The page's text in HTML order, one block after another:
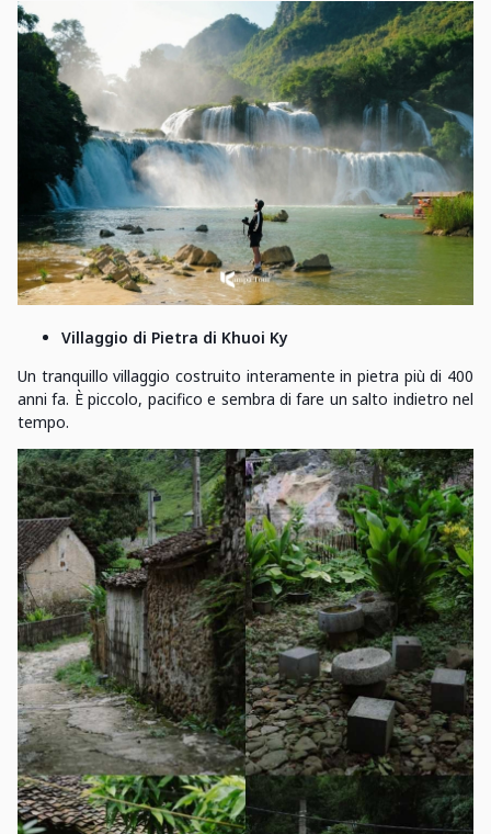
Villaggio di Pietra di Khuoi Ky
Un tranquillo villaggio costruito interamente in pietra più di 400
anni fa. È piccolo, pacifico e sembra di fare un salto indietro nel
tempo.